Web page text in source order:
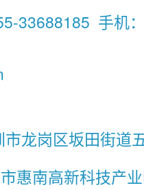
33688185 手机
龙岗区坂田街道
惠南高新科技产